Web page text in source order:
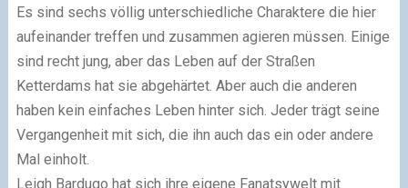
Es sind sechs völlig unterschiedliche Charaktere die hier
aufeinander treffen und zusammen agieren müssen. Einige
sind recht jung, aber das Leben auf der Straßen
Ketterdams hat sie abgehärtet. Aber auch die anderen
haben kein einfaches Leben hinter sich. Jeder trägt seine
Vergangenheit mit sich, die ihn auch das ein oder andere
Mal einholt.
Leigh Bardugo hat sich ihre eigene Fanatsywelt mit